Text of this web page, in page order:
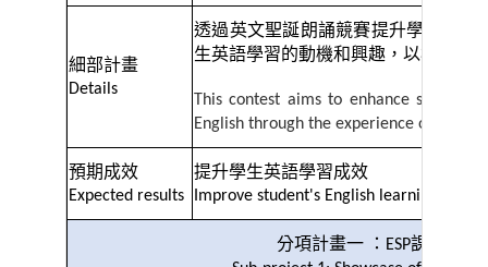
細部計畫
Details
透過英文聖誕朗誦競賽提升學生對英
生英語學習的動機和興趣，以檢視英
This contest aims to enhance
English through the experience of a
預期成效
Expected results
提升學生英語學習成效
Improve student's English learning
分項計畫一 ： ESP課程成果